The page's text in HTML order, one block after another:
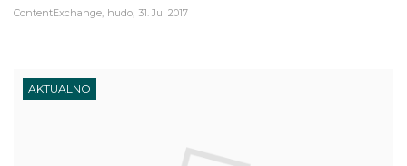
ContentExchange hudo 31. Jul 2017
AKTUALNO